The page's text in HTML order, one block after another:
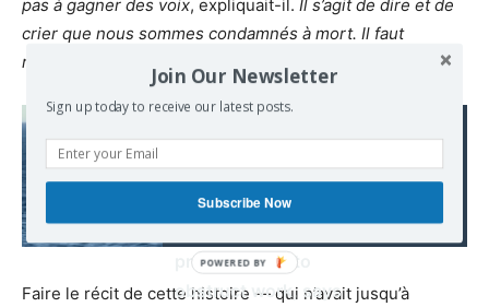
pas à gagner des voix, expliquait-il. Il s’agit de dire et de
crier que nous sommes condamnés à mort. Il faut
réveiller les gens.
Read also:
Warships & submarines
Stream 2 pipeline in
‘planned & prepared
provocations’ to
obstruct work, says
Faire le récit de cette histoire — qui n’avait jusqu’à
Join Our Newsletter
Sign up today to receive our latest posts.
Subscribe Now